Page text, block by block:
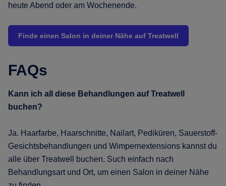
heute Abend oder am Wochenende.
Finde einen Salon in deiner Nähe auf Treatwell
FAQs
Kann ich all diese Behandlungen auf Treatwell
buchen?
Ja. Haarfarbe, Haarschnitte, Nailart, Pediküren, Sauerstoff-
Gesichtsbehandlungen und Wimpernextensions kannst du
alle über Treatwell buchen. Such einfach nach
Behandlungsart und Ort, um einen Salon in deiner Nähe